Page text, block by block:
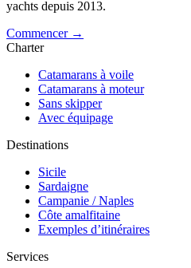
yachts depuis 2013.
Commencer →
Charter
Catamarans à voile
Catamarans à moteur
Sans skipper
Avec équipage
Destinations
Sicile
Sardaigne
Campanie / Naples
Côte amalfitaine
Exemples d’itinéraires
Services